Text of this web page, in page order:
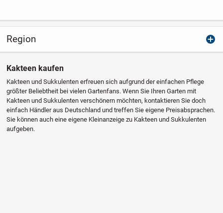
Region
Kakteen kaufen
Kakteen und Sukkulenten erfreuen sich aufgrund der einfachen Pflege
größter Beliebtheit bei vielen Gartenfans. Wenn Sie Ihren Garten mit
Kakteen und Sukkulenten verschönern möchten, kontaktieren Sie doch
einfach Händler aus Deutschland und treffen Sie eigene Preisabsprachen.
Sie können auch eine eigene Kleinanzeige zu Kakteen und Sukkulenten
aufgeben.